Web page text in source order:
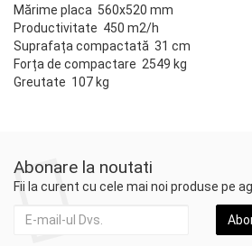
Mărime placa 560х520 mm
Productivitate 450 m2/h
Suprafața compactată 31 cm
Forța de compactare 2549 kg
Greutate 107 kg
Abonare la noutati
Fii la curent cu cele mai noi produse pe